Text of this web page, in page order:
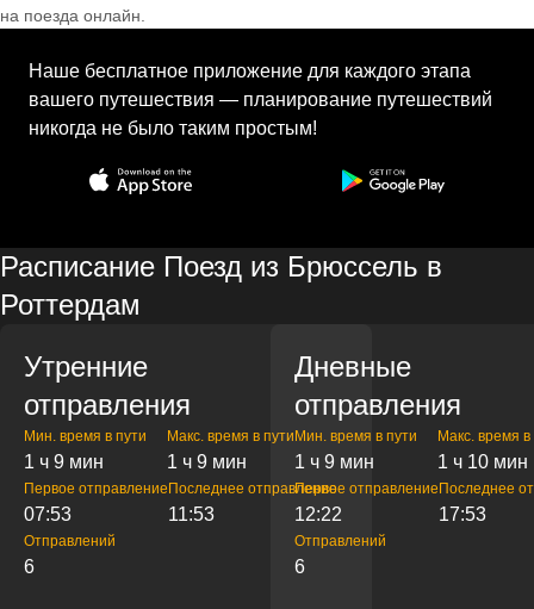
на поезда онлайн.
Наше бесплатное приложение для каждого этапа
вашего путешествия — планирование путешествий
никогда не было таким простым!
Расписание Поезд из Брюссель в
Роттердам
Утренние
отправления
Мин. время в пути
1 ч 9 мин
Макс. время в пути
1 ч 9 мин
Первое отправление
07:53
Последнее отправление
11:53
Отправлений
6
Дневные
отправления
Мин. время в пути
1 ч 9 мин
Макс. время в
1 ч 10 мин
Первое отправление
12:22
Последнее
17:53
Отправлений
6